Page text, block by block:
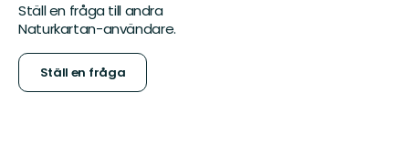
Ställ en fråga till andra
Naturkartan-användare.
Ställ en fråga